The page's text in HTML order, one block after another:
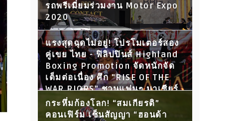
รถพรีเมี่ยมร่วมงาน Motor Expo
2020
แรงสุดฉุดไม่อยู่! โปรโมเตอร์สอง
คู่เขย ไทย - ฟิลิปปินส์ Highland
Boxing Promotion จัดหนักจัด
เต็มต่อเนื่อง ศึก "RISE OF THE
WAR RIORS" ชวนแฟนๆ มาเชียร์
กับ 15 คู่ขุนพลนักสู้ ห้ามพลาด!
กระหึ่มก้องโลก! “สมเกียรติ”
คอนเฟิร์ม เซ็นสัญญา “ฮอนด้า